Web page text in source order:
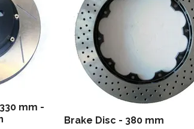
mm -
Brake Disc - 380 mm